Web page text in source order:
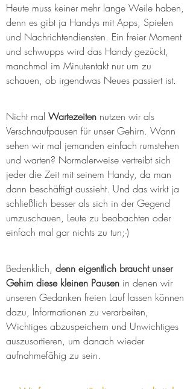
Heute muss keiner mehr lange Weile haben,
denn es gibt ja Handys mit Apps, Spielen
und Nachrichtendiensten. Ein freier Moment
und schwupps wird das Handy gezückt,
manchmal im Minutentakt nur um zu
schauen, ob irgendwas Neues passiert ist.
Nicht mal Wartezeiten nutzen wir als
Verschnaufpausen für unser Gehirn. Wann
sehen wir mal jemanden einfach rumstehen
und warten? Normalerweise vertreibt sich
jeder die Zeit mit seinem Handy, da man
dann beschäftigt aussieht. Und das wirkt ja
schließlich besser als sich in der Gegend
umzuschauen, Leute zu beobachten oder
einfach mal gar nichts zu tun;-)
Bedenklich, denn eigentlich braucht unser
Gehirn diese kleinen Pausen in denen wir
unseren Gedanken freien Lauf lassen können
dazu, Informationen zu verarbeiten,
Wichtiges abzuspeichern und Unwichtiges
auszusortieren, um danach wieder
aufnahmefähig zu sein.